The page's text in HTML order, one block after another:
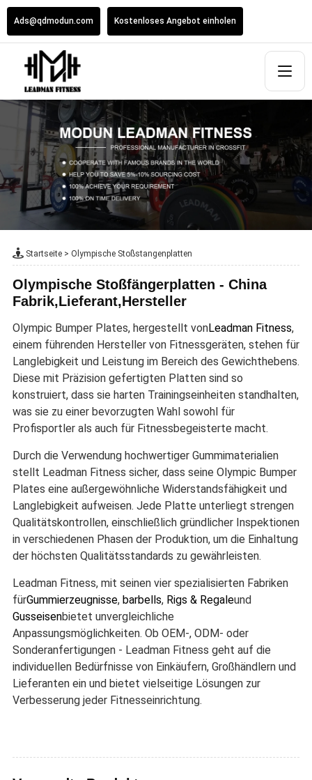
Ads@qdmodun.com Kostenloses Angebot einholen
Startseite> Olympische Stoßstangenplatten
Olympische Stoßfängerplatten - China
Fabrik,Lieferant,Hersteller
Olympic Bumper Plates, hergestellt vonLeadman Fitness,
einem führenden Hersteller von Fitnessgeräten, stehen für
Langlebigkeit und Leistung im Bereich des Gewichthebens.
Diese mit Präzision gefertigten Platten sind so
konstruiert, dass sie harten Trainingseinheiten standhalten,
was sie zu einer bevorzugten Wahl sowohl für
Profisportler als auch für Fitnessbegeisterte macht.
Durch die Verwendung hochwertiger Gummimaterialien
stellt Leadman Fitness sicher, dass seine Olympic Bumper
Plates eine außergewöhnliche Widerstandsfähigkeit und
Langlebigkeit aufweisen. Jede Platte unterliegt strengen
Qualitätskontrollen, einschließlich gründlicher Inspektionen
in verschiedenen Phasen der Produktion, um die Einhaltung
der höchsten Qualitätsstandards zu gewährleisten.
Leadman Fitness, mit seinen vier spezialisierten Fabriken
fürGummierzeugnisse, barbells, Rigs & Regaleund
Gusseisenbietet unvergleichliche
Anpassungsmöglichkeiten. Ob OEM-, ODM- oder
Sonderanfertigungen - Leadman Fitness geht auf die
individuellen Bedürfnisse von Einkäufern, Großhändlern und
Lieferanten ein und bietet vielseitige Lösungen zur
Verbesserung jeder Fitnesseinrichtung.